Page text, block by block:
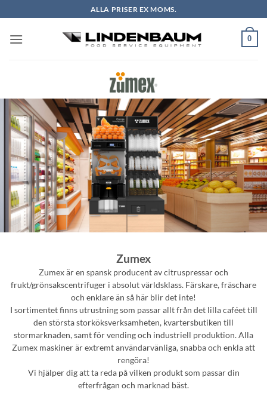
to
content
ALLA PRISER EX MOMS.
0
Zumex
Zumex är en spansk producent av citruspressar och
frukt/grönsakscentrifuger i absolut världsklass. Färskare, fräschare
och enklare än så här blir det inte!
I sortimentet finns utrustning som passar allt från det lilla caféet till
den största storköksverksamheten, kvartersbutiken till
stormarknaden, samt för vending och industriell produktion. Alla
Zumex maskiner är extremt användarvänliga, snabba och enkla att
rengöra!
Vi hjälper dig att ta reda på vilken produkt som passar din
efterfrågan och marknad bäst.